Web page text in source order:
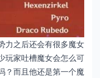
力之后还会有很多魔女
玩家吐槽魔女会怎么可
？而且他还是第一个魔